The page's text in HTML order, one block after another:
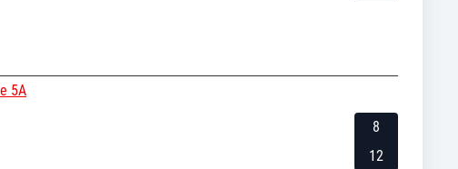
5A
8
12